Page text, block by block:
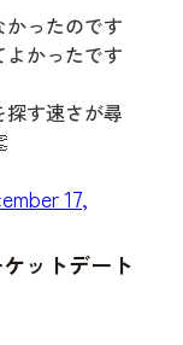
ったのです
かったです
す速さが尋
17,
ットデート